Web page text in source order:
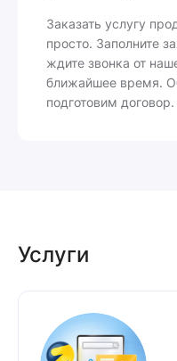
Заказать услугу
просто. Заполните
ждите звонка от
ближайшее время.
подготовим договор.
Услуги